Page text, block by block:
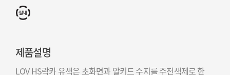
제품설명
LOV HS락카 유색은 초화면과 알키드 수지를 주전색제로 한